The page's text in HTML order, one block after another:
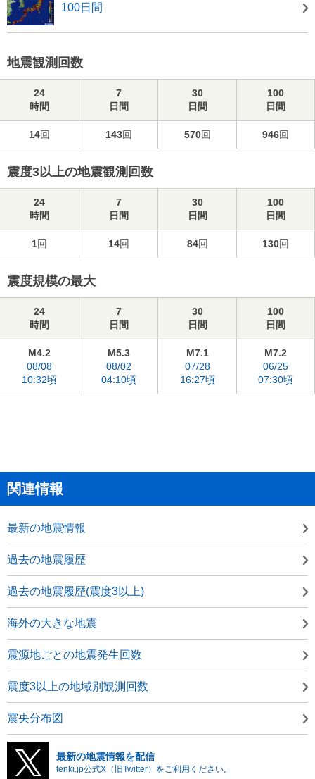
100日間
地震観測回数
24
時間
7
日間
30
日間
100
日間
14回 143回 570回 946回
震度3以上の地震観測回数
24
時間
7
日間
30
日間
100
日間
1回 14回 84回 130回
震度規模の最大
24
時間
7
日間
30
日間
100
日間
M4.2
08/08
10:32頃
M5.3
08/02
04:10頃
M7.1
07/28
16:27頃
M7.2
06/25
07:30頃
関連情報
最新の地震情報
過去の地震履歴
過去の地震履歴(震度3以上)
海外の大きな地震
震源地ごとの地震発生回数
震度3以上の地域別観測回数
震央分布図
最新の地震情報を配信
tenki.jp公式X（旧Twitter）をご利用ください。